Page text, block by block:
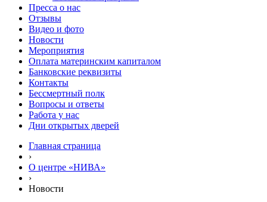
Пресса о нас
Отзывы
Видео и фото
Новости
Мероприятия
Оплата материнским капиталом
Банковские реквизиты
Контакты
Бессмертный полк
Вопросы и ответы
Работа у нас
Дни открытых дверей
Главная страница
›
О центре «НИВА»
›
Новости